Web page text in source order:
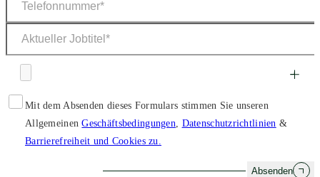
Mit dem Absenden dieses Formulars stimmen Sie unseren
AllgemeinenGeschäftsbedingungen, Datenschutzrichtlinien &
Barrierefreiheit und Cookies zu.
Absenden